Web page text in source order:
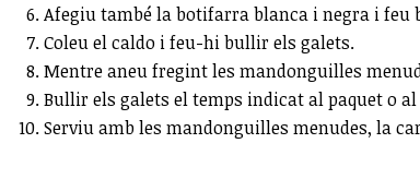
Afegiu també la botifarra blanca i negra i feu
Coleu el caldo i feu-hi bullir els galets.
Mentre aneu fregint les mandonguilles
Bullir els galets el temps indicat al paquet o
Serviu amb les mandonguilles menudes, la